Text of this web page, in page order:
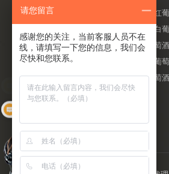
为什么是格鲁吉亚
格鲁吉亚视频集锦
半甜型红
半甜型白
干红葡萄酒
半干红葡
干白葡萄酒
请您留言
感谢您的关注，当前客服人员不在
线，请填写一下您的信息，我们会
尽快和您联系。